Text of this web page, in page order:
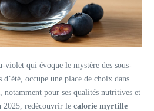
qui évoque le mystère des sous-
occupe une place de choix dans
notamment pour ses qualités nutritives et
2025, redécouvrir le calorie myrtille